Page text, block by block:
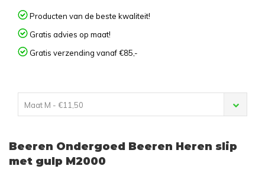
Producten van de beste kwaliteit!
Gratis advies op maat!
Gratis verzending vanaf €85,-
Maat M - €11,50
Beeren Ondergoed Beeren Heren slip
met gulp M2000